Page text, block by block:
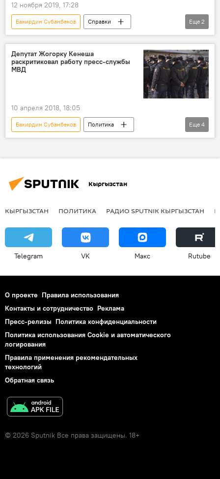
Урматбек Самаев
депутат
чиновники
цена
часы
фото
Искандер Гаипкулов
12 ноября 2019, 17:28
Бакирдин Субанбеков
Справки
биография
Биографии депутатов Жогорку Кенеша
Еще 2
Депутат Жогорку Кенеша
раскритиковал работу пресс-службы
МВД
10 апреля 2018, 18:05
Бакирдин Субанбеков
Политика
Новости
Кыргызстан
МВД
Еще 4
Кыргызстан
КЫРГЫЗСТАН ПОЛИТИКА РАДИО SPUTNIK КЫРГЫЗСТАН
Telegram VK Макс Rutube
О проекте Правила использования
Контакты и сотрудничество Реклама
Пресс-релизы Политика конфиденциальности
Политика использования Cookie и автоматического
логирования
Правила применения рекомендательных
технологий
Обратная связь
© 2026 Sputnik Все права защищены. 18+